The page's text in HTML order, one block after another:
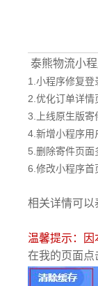
泰熊物流小
1.小程序修复登
2.优化订单详情
3.上线原生版寄
4.新增小程序用
5.删除寄件页面
6.修改小程序首
相关详情可以
温馨提示：因
在我的页面点